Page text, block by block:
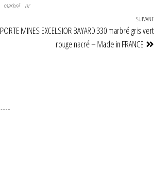
marbré or
Article
suivant
SUIVANT
MINES EXCELSIOR BAYARD 330 marbré gris vert
rouge nacré – Made in FRANCE